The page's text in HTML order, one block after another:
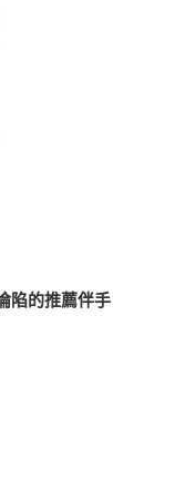
陷的推薦伴手